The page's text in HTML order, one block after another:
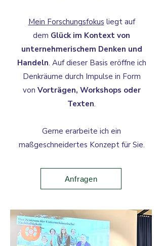
Mein Forschungsfokus liegt auf
dem Glück im Kontext von
unternehmerischem Denken und
Handeln. Auf dieser Basis eröffne ich
Denkräume durch Impulse in Form
von Vorträgen, Workshops oder
Texten.
Gerne erarbeite ich ein
maßgeschneidertes Konzept für Sie.
Anfragen